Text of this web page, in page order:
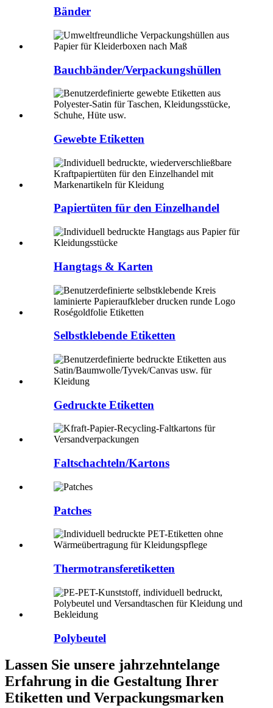
Bänder
Bauchbänder/Verpackungshüllen
Gewebte Etiketten
Papiertüten für den Einzelhandel
Hangtags & Karten
Selbstklebende Etiketten
Gedruckte Etiketten
Faltschachteln/Kartons
Patches
Thermotransferetiketten
Polybeutel
Lassen Sie unsere jahrzehntelange
Erfahrung in die Gestaltung Ihrer
Etiketten und Verpackungsmarken